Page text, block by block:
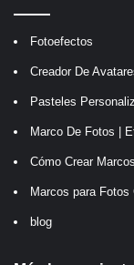
Fotoefectos
Creador De
Pasteles
Marco De Fotos |
Cómo Crear
Marcos para Fotos
blog